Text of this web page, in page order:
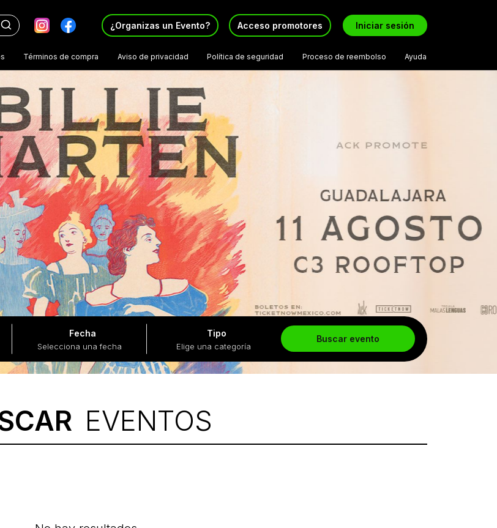
¿Organizas un Evento? Acceso promotores Iniciar sesión
Términos de compra Aviso de privacidad Política de seguridad Proceso de reembolso Ayuda
Fecha
Selecciona una fecha
Tipo
Elige una categoría
Buscar evento
EVENTOS